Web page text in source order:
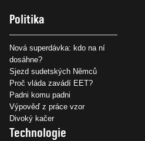
Politika
Nová superdávka: kdo na ní
dosáhne?
Sjezd sudetských Němců
Proč vláda zavádí EET?
Padni komu padni
Výpověď z práce vzor
Divoký kačer
Technologie